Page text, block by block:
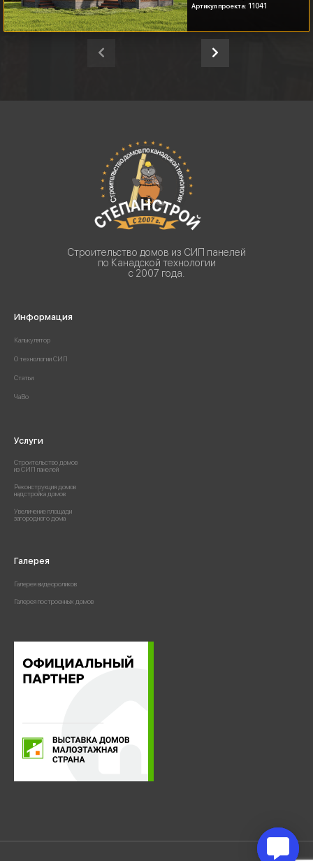
Артикул проекта: 11041
Строительство домов из СИП панелей
по Канадской технологии
с 2007 года.
Информация
Калькулятор
О технологии СИП
Статьи
ЧаВо
Услуги
Строительство домов
из СИП панелей
Реконструкция домов
надстройка домов
Увеличение площади
загородного дома
Галерея
Галерея видеороликов
Галерея построенных домов